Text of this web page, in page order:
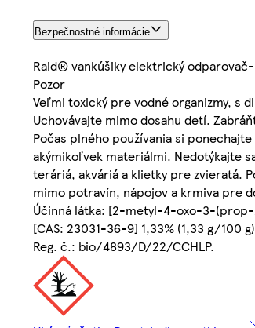
Bezpečnostné informácie
Raid® vankúšiky elektrický
Pozor
Veľmi toxický pre vodné organizmy, s
Uchovávajte mimo dosahu detí.
Počas plného používania si
akýmikoľvek materiálmi. Nedotýkajte
teráriá, akváriá a klietky pre zvieratá.
mimo potravín, nápojov a krmiva pre
Účinná látka: [2-metyl-4-oxo-3-
[CAS: 23031-36-9] 1,33% (1,33 g/100
Reg. č.: bio/4893/D/22/CCHLP.